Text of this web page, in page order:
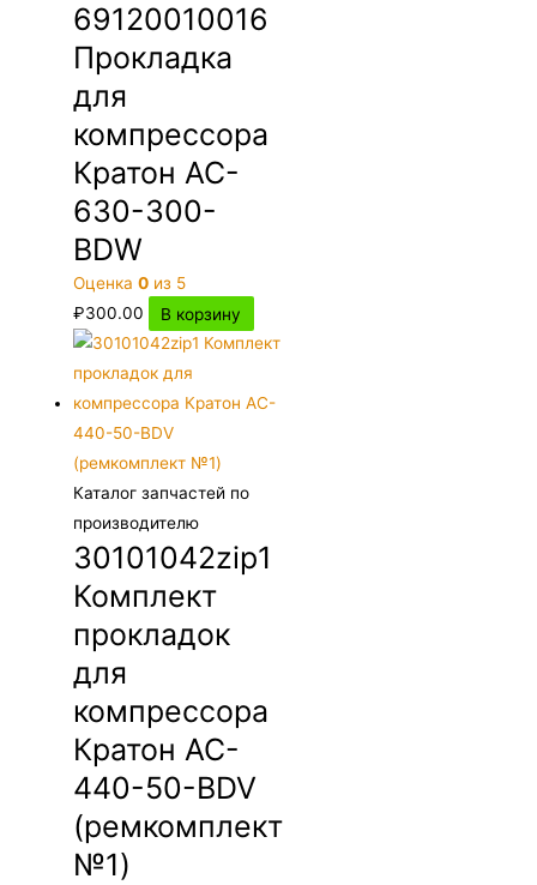
69120010016
Прокладка
для
компрессора
Кратон AC-
630-300-
BDW
Оценка0 из 5
₽300.00 В корзину
Каталог запчастей по
производителю
30101042zip1
Комплект
прокладок
для
компрессора
Кратон AC-
440-50-BDV
(ремкомплект
№1)